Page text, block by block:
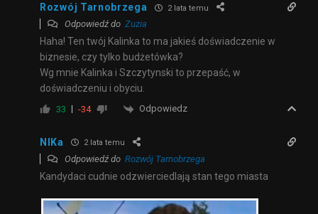
Rozwój Tarnobrzega 2 lata temu
Odpowiedź do Zuzia
Haha! Ten twój Kalinka to ma jakieś doświadczenie w
biznesie, czy tylko budżetówka?
Wg mnie Kalinka i Szczytynski to przepaść, w
doświadczeniu i obyciu.
33 -34 Odpowiedz
NIKa 2 lata temu
Odpowiedź do Rozwój Tarnobrzega
Kandydaci cudnie odzwierciedlają stan tego miasta